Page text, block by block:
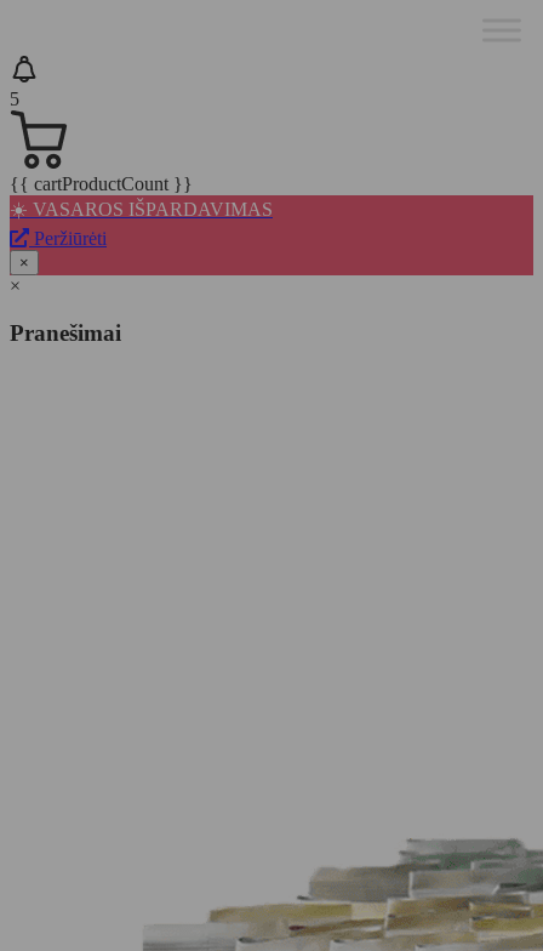
5
{{ cartProductCount }}
☀️ VASAROS IŠPARDAVIMAS
Peržiūrėti
×
×
Pranešimai